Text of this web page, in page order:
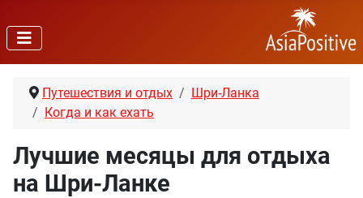
Путешествия и отдых
Шри-Ланка
Когда и как ехать
Лучшие месяцы для отдыха
на Шри-Ланке